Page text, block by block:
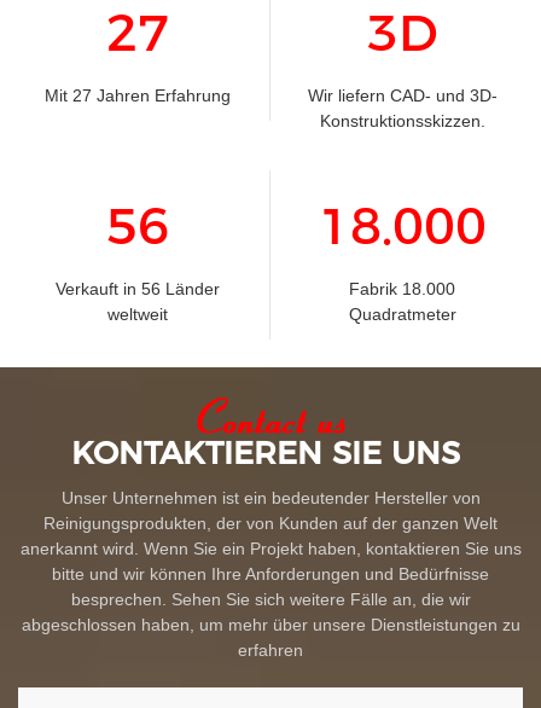
27
Mit 27 Jahren Erfahrung
3D
Wir liefern CAD- und 3D-
Konstruktionsskizzen.
56
Verkauft in 56 Länder
weltweit
18.000
Fabrik 18.000
Quadratmeter
KONTAKTIEREN SIE UNS
Unser Unternehmen ist ein bedeutender Hersteller von
Reinigungsprodukten, der von Kunden auf der ganzen Welt
anerkannt wird. Wenn Sie ein Projekt haben, kontaktieren Sie uns
bitte und wir können Ihre Anforderungen und Bedürfnisse
besprechen. Sehen Sie sich weitere Fälle an, die wir
abgeschlossen haben, um mehr über unsere Dienstleistungen zu
erfahren